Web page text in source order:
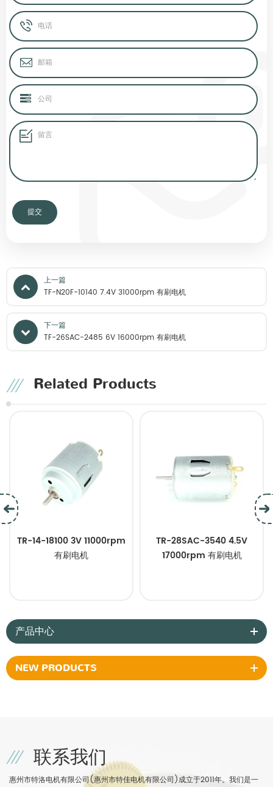
上一篇
TF-N20F-10140 7.4V 31000rpm 有刷电机
下一篇
TF-26SAC-2485 6V 16000rpm 有刷电机
Related Products
TR-14-18100 3V 11000rpm
有刷电机
TR-28SAC-3540 4.5V
17000rpm 有刷电机
产品中心
NEW PRODUCTS
联系我们
惠州市特洛电机有限公司(惠州市特佳电机有限公司)成立于2011年。我们是一